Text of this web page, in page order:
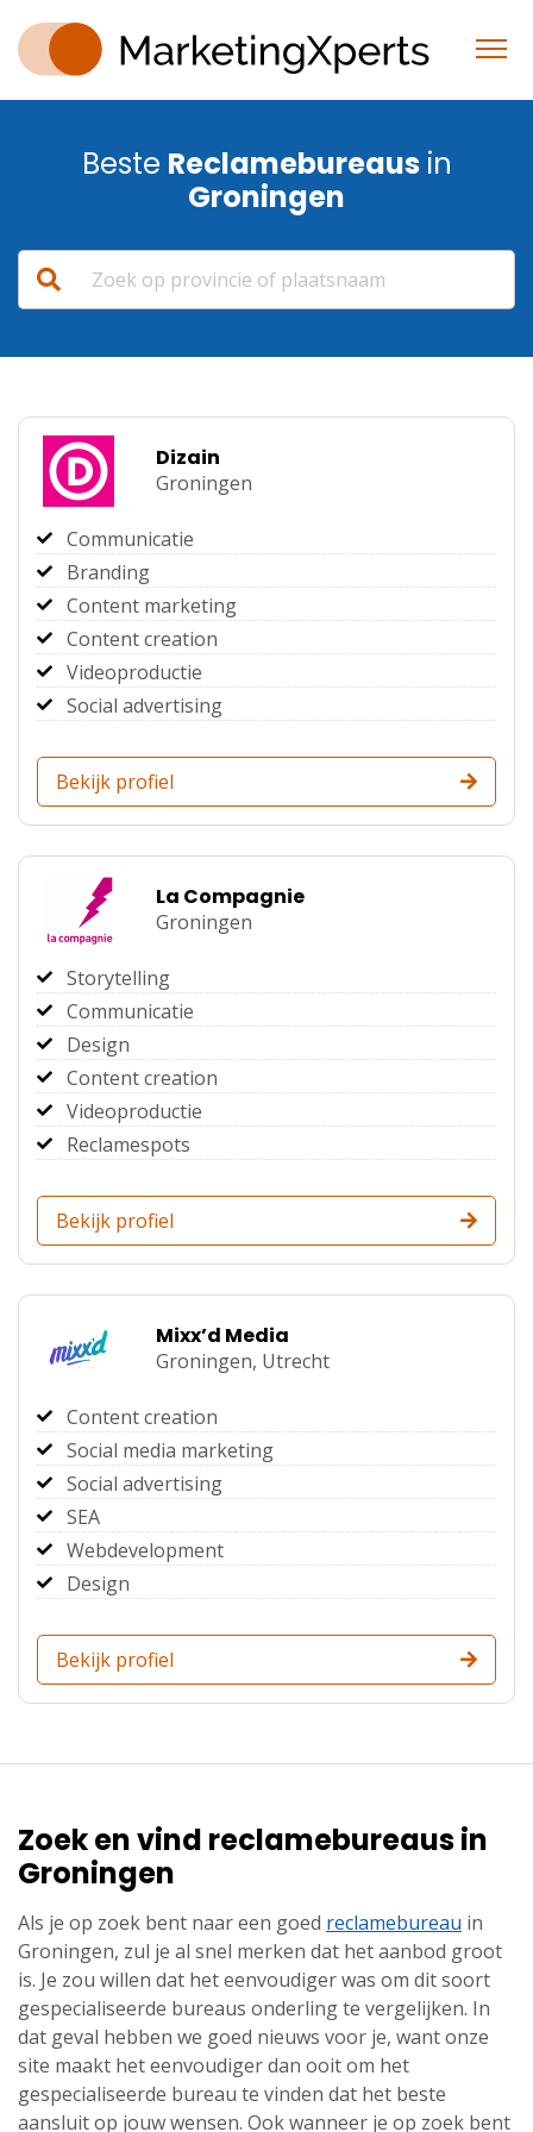
Beste Reclamebureausin
Groningen
Dizain
Groningen
Communicatie
Branding
Content marketing
Content creation
Videoproductie
Social advertising
Bekijk profiel
La Compagnie
Groningen
Storytelling
Communicatie
Design
Content creation
Videoproductie
Reclamespots
Bekijk profiel
Mixx’d Media
Groningen, Utrecht
Content creation
Social media marketing
Social advertising
SEA
Webdevelopment
Design
Bekijk profiel
Zoek en vind reclamebureaus in
Groningen
Als je op zoek bent naar een goed reclamebureau in
Groningen, zul je al snel merken dat het aanbod groot
is. Je zou willen dat het eenvoudiger was om dit soort
gespecialiseerde bureaus onderling te vergelijken. In
dat geval hebben we goed nieuws voor je, want onze
site maakt het eenvoudiger dan ooit om het
gespecialiseerde bureau te vinden dat het beste
aansluit op jouw wensen. Ook wanneer je op zoek bent